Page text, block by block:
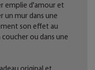
emplie d'amour et
un mur dans une
son effet au
ou dans une